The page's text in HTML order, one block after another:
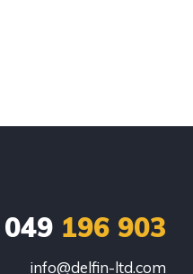
049196 903
info@delfin-ltd.com